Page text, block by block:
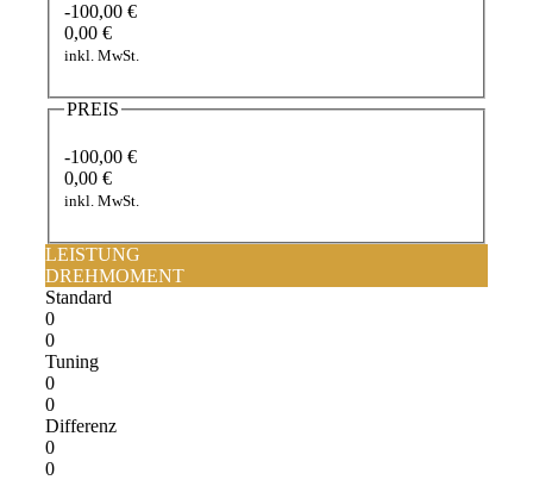
-100,00 €
0,00 €
inkl. MwSt.
PREIS
-100,00 €
0,00 €
inkl. MwSt.
LEISTUNG
DREHMOMENT
Standard
0
0
Tuning
0
0
Differenz
0
0